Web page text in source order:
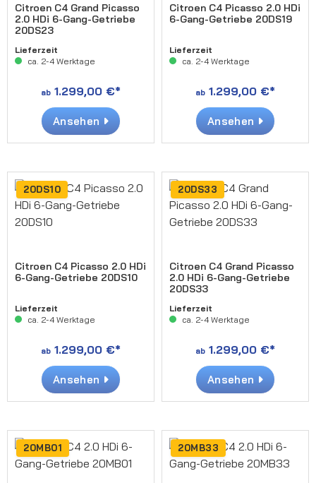
Citroen C4 Grand Picasso
2.0 HDi 6-Gang-Getriebe
20DS23
Lieferzeit
ca. 2-4 Werktage
ab 1.299,00 €*
Ansehen
Citroen C4 Picasso 2.0 HDi
6-Gang-Getriebe 20DS19
Lieferzeit
ca. 2-4 Werktage
ab 1.299,00 €*
Ansehen
20DS10
Citroen C4 Picasso 2.0 HDi
6-Gang-Getriebe 20DS10
Lieferzeit
ca. 2-4 Werktage
ab 1.299,00 €*
Ansehen
20DS33
Citroen C4 Grand Picasso
2.0 HDi 6-Gang-Getriebe
20DS33
Lieferzeit
ca. 2-4 Werktage
ab 1.299,00 €*
Ansehen
20MB01 20MB33